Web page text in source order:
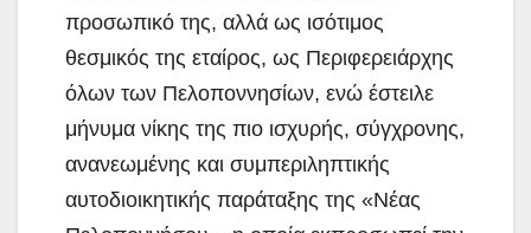
προσωπικό της, αλλά ως ισότιμος
θεσμικός της εταίρος, ως Περιφερειάρχης
όλων των Πελοποννησίων, ενώ έστειλε
μήνυμα νίκης της πιο ισχυρής, σύγχρονης,
ανανεωμένης και συμπεριληπτικής
αυτοδιοικητικής παράταξης της «Νέας